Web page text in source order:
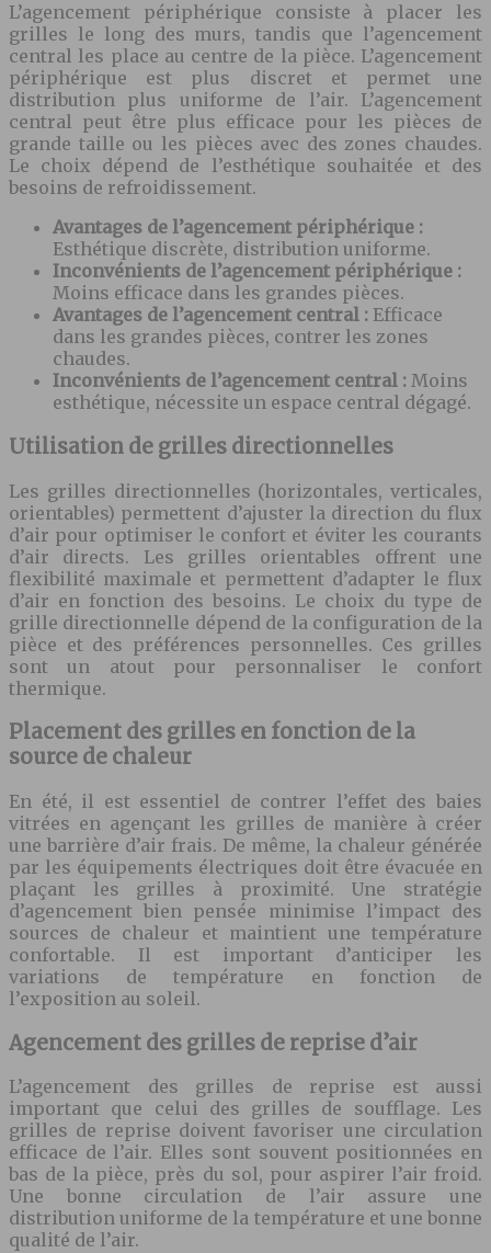
L’agencement périphérique consiste à placer les
grilles le long des murs, tandis que l’agencement
central les place au centre de la pièce. L’agencement
périphérique est plus discret et permet une
distribution plus uniforme de l’air. L’agencement
central peut être plus efficace pour les pièces de
grande taille ou les pièces avec des zones chaudes.
Le choix dépend de l’esthétique souhaitée et des
besoins de refroidissement.
Avantages de l’agencement périphérique :
Esthétique discrète, distribution uniforme.
Inconvénients de l’agencement périphérique :
Moins efficace dans les grandes pièces.
Avantages de l’agencement central : Efficace
dans les grandes pièces, contrer les zones
chaudes.
Inconvénients de l’agencement central : Moins
esthétique, nécessite un espace central dégagé.
Utilisation de grilles directionnelles
Les grilles directionnelles (horizontales, verticales,
orientables) permettent d’ajuster la direction du flux
d’air pour optimiser le confort et éviter les courants
d’air directs. Les grilles orientables offrent une
flexibilité maximale et permettent d’adapter le flux
d’air en fonction des besoins. Le choix du type de
grille directionnelle dépend de la configuration de la
pièce et des préférences personnelles. Ces grilles
sont un atout pour personnaliser le confort
thermique.
Placement des grilles en fonction de la
source de chaleur
En été, il est essentiel de contrer l’effet des baies
vitrées en agençant les grilles de manière à créer
une barrière d’air frais. De même, la chaleur générée
par les équipements électriques doit être évacuée en
plaçant les grilles à proximité. Une stratégie
d’agencement bien pensée minimise l’impact des
sources de chaleur et maintient une température
confortable. Il est important d’anticiper les
variations de température en fonction de
l’exposition au soleil.
Agencement des grilles de reprise d’air
L’agencement des grilles de reprise est aussi
important que celui des grilles de soufflage. Les
grilles de reprise doivent favoriser une circulation
efficace de l’air. Elles sont souvent positionnées en
bas de la pièce, près du sol, pour aspirer l’air froid.
Une bonne circulation de l’air assure une
distribution uniforme de la température et une bonne
qualité de l’air.